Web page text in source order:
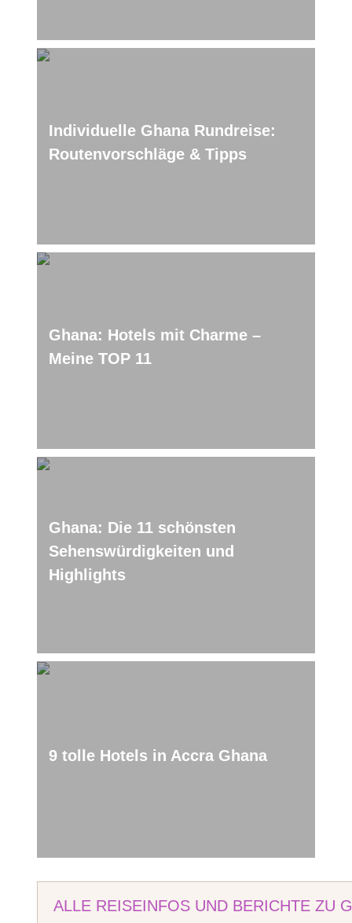
Individuelle Ghana Rundreise:
Routenvorschläge & Tipps
Ghana: Hotels mit Charme –
Meine TOP 11
Ghana: Die 11 schönsten
Sehenswürdigkeiten und
Highlights
9 tolle Hotels in Accra Ghana
ALLE REISEINFOS UND BERICHTE ZU